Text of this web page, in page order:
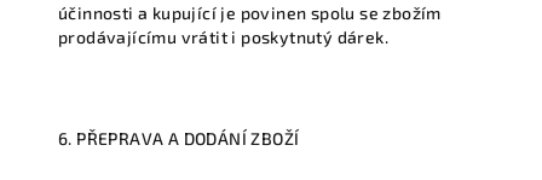
účinnosti a kupující je povinen spolu se zbožím
prodávajícímu vrátit i poskytnutý dárek.
6. PŘEPRAVA A DODÁNÍ ZBOŽÍ